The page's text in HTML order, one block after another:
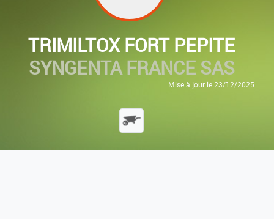
TRIMILTOX FORT PEPITE
SYNGENTA FRANCE SAS
Mise à jour le 23/12/2025